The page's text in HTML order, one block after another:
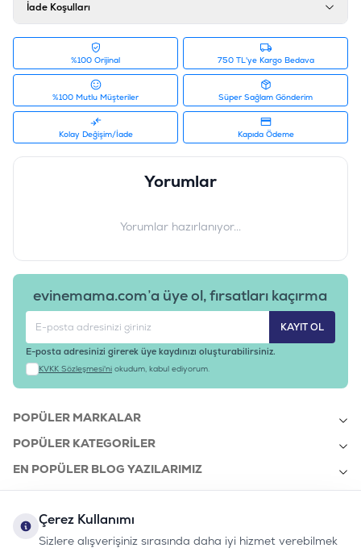
İade Koşulları
%100 Orijinal 750 TL'ye Kargo Bedava
%100 Mutlu Müşteriler Süper Sağlam Gönderim
Kolay Değişim/İade Kapıda Ödeme
Yorumlar
Yorumlar hazırlanıyor...
evinemama.com’a üye ol, fırsatları kaçırma
KAYIT OL
E-posta adresinizi girerek üye kaydınızı oluşturabilirsiniz.
KVKK Sözleşmesi'ni okudum, kabul ediyorum.
POPÜLER MARKALAR
POPÜLER KATEGORILER
EN POPÜLER BLOG YAZILARIMIZ
KURUMSAL
Çerez Kullanımı
Sizlere alışverişiniz sırasında daha iyi hizmet verebilmek